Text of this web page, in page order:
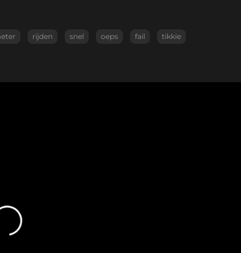
rijden snel oeps fail tikkie